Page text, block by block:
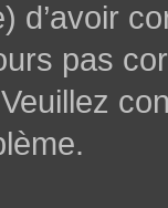
d’avoir
pas